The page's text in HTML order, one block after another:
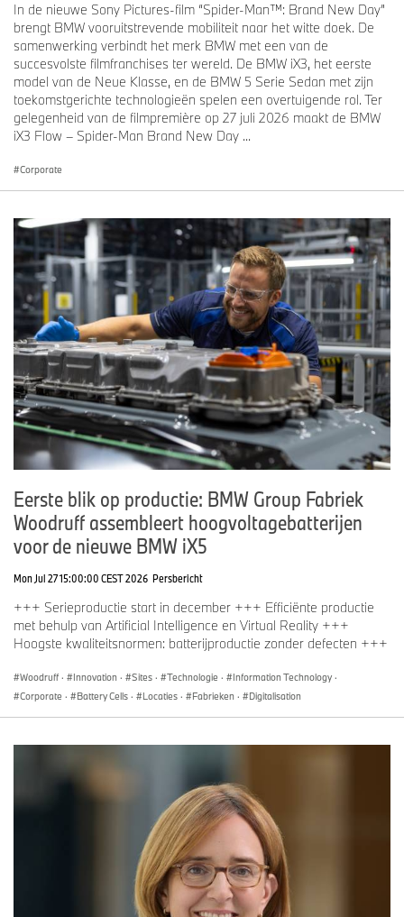
In de nieuwe Sony Pictures-film “Spider-Man™: Brand New Day”
brengt BMW vooruitstrevende mobiliteit naar het witte doek. De
samenwerking verbindt het merk BMW met een van de
succesvolste filmfranchises ter wereld. De BMW iX3, het eerste
model van de Neue Klasse, en de BMW 5 Serie Sedan met zijn
toekomstgerichte technologieën spelen een overtuigende rol. Ter
gelegenheid van de filmpremière op 27 juli 2026 maakt de BMW
iX3 Flow – Spider-Man Brand New Day ...
Corporate
Eerste blik op productie: BMW Group Fabriek
Woodruff assembleert hoogvoltagebatterijen
voor de nieuwe BMW iX5
Mon Jul 27 15:00:00 CEST 2026 Persbericht
+++ Serieproductie start in december +++ Efficiënte productie
met behulp van Artificial Intelligence en Virtual Reality +++
Hoogste kwaliteitsnormen: batterijproductie zonder defecten +++
Woodruff · Innovation · Sites · Technologie · Information Technology ·
Corporate · Battery Cells · Locaties · Fabrieken · Digitalisation